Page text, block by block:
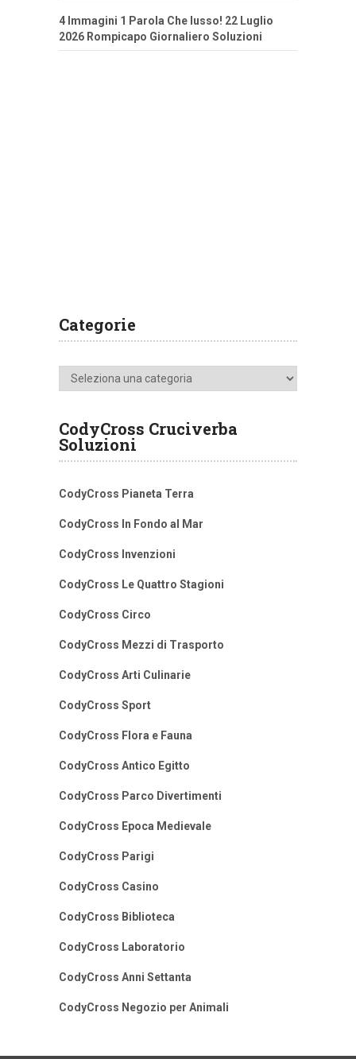
4 Immagini 1 Parola Che lusso! 22 Luglio
2026 Rompicapo Giornaliero Soluzioni
Categorie
Categorie
CodyCross Cruciverba
Soluzioni
CodyCross Pianeta Terra
CodyCross In Fondo al Mar
CodyCross Invenzioni
CodyCross Le Quattro Stagioni
CodyCross Circo
CodyCross Mezzi di Trasporto
CodyCross Arti Culinarie
CodyCross Sport
CodyCross Flora e Fauna
CodyCross Antico Egitto
CodyCross Parco Divertimenti
CodyCross Epoca Medievale
CodyCross Parigi
CodyCross Casino
CodyCross Biblioteca
CodyCross Laboratorio
CodyCross Anni Settanta
CodyCross Negozio per Animali